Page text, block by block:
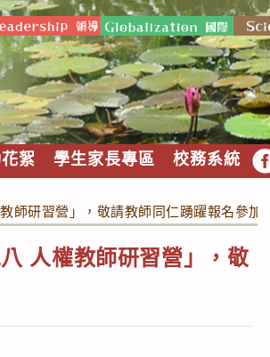
絮 學生家長專區 校務系統 FB
師研習營」，敬請教師同仁踴躍報名參加。
人權教師研習營」，敬